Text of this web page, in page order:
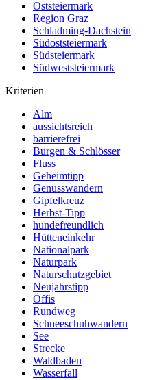
Oststeiermark
Region Graz
Schladming-Dachstein
Südoststeiermark
Südsteiermark
Südweststeiermark
Kriterien
Alm
aussichtsreich
barrierefrei
Burgen & Schlösser
Fluss
Geheimtipp
Genusswandern
Gipfelkreuz
Herbst-Tipp
hundefreundlich
Hütteneinkehr
Nationalpark
Naturpark
Naturschutzgebiet
Neujahrstipp
Öffis
Rundweg
Schneeschuhwandern
See
Strecke
Waldbaden
Wasserfall